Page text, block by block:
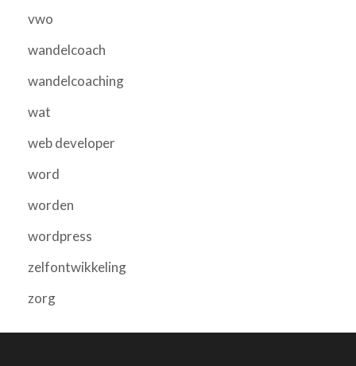
vwo
wandelcoach
wandelcoaching
wat
web developer
word
worden
wordpress
zelfontwikkeling
zorg